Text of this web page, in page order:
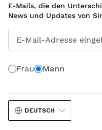
E-Mails, die den
News und Updates von
E-Mail-Adresse
Frau Mann
DEUTSCH